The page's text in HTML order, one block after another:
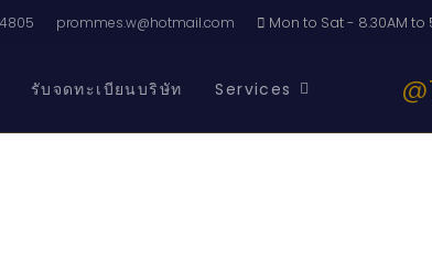
prommes.w@hotmail.com Mon to Sat - 8.30AM to
รับจดทะเบียนบริษัท Services